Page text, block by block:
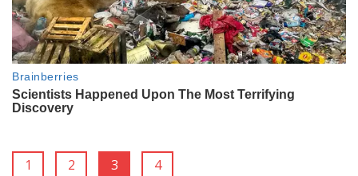
1 2 3 4